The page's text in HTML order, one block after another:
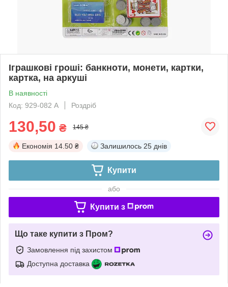
Іграшкові гроші: банкноти, монети, картки,
картка, на аркуші
В наявності
Код: 929-082 A
Роздріб
130,50 ₴ 145 ₴
Економія 14.50 ₴ Залишилось 25 днів
Купити
або
Купити з
Що таке купити з Пром?
Замовлення під захистом
Доступна доставка